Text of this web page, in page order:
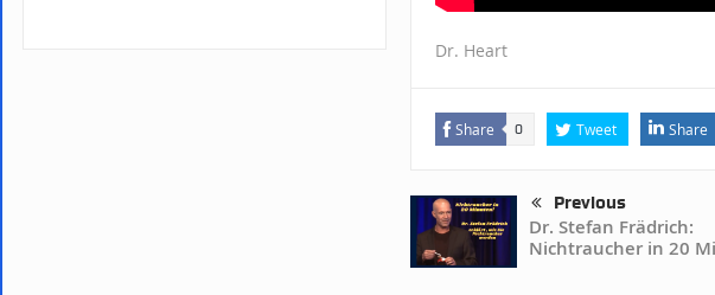
Dr. Heart
Share 0 Tweet Share
Previous
Dr. Stefan Frädrich:
Nichtraucher in 20